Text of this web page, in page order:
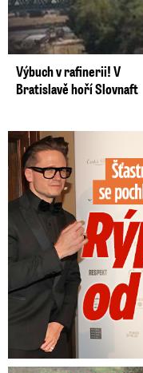
Výbuch v rafinerii! V
Bratislavě hoří Slovnaft
Šťastná Brzobohatá se